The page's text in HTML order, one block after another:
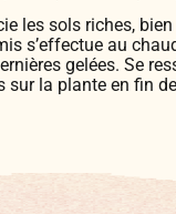
les sols riches,
s’effectue au
gelées. Se
sur la plante en fin